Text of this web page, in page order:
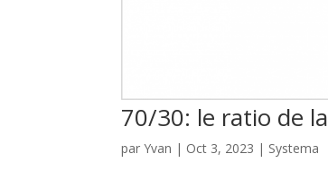
70/30: le ratio de
parYvan | Oct 3, 2023 | Systema